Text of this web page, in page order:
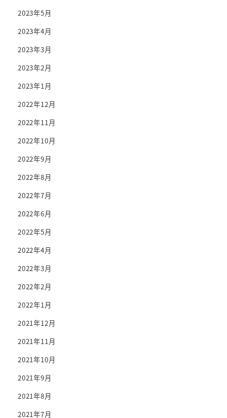
2023年5月
2023年4月
2023年3月
2023年2月
2023年1月
2022年12月
2022年11月
2022年10月
2022年9月
2022年8月
2022年7月
2022年6月
2022年5月
2022年4月
2022年3月
2022年2月
2022年1月
2021年12月
2021年11月
2021年10月
2021年9月
2021年8月
2021年7月